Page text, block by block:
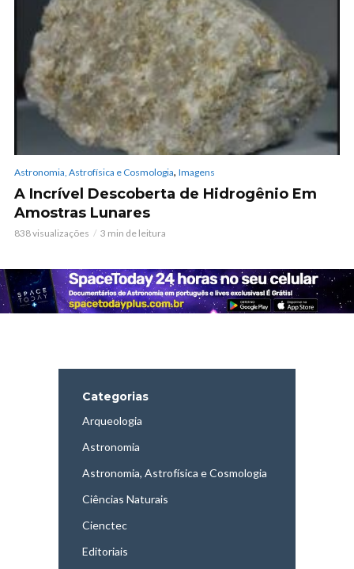
Astronomia, Astrofísica e Cosmologia, Imagens
A Incrível Descoberta de Hidrogênio Em
Amostras Lunares
838 visualizações 3 min de leitura
Categorias
Arqueologia
Astronomia
Astronomia, Astrofísica e Cosmologia
Ciências Naturais
Cienctec
Editoriais